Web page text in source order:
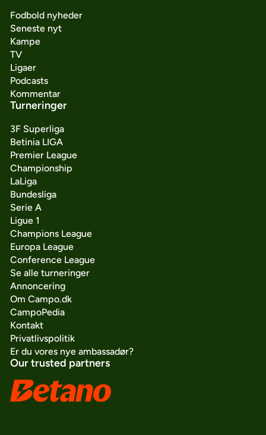
Fodbold nyheder
Seneste nyt
Kampe
TV
Ligaer
Podcasts
Kommentar
Turneringer
3F Superliga
Betinia LIGA
Premier League
Championship
LaLiga
Bundesliga
Serie A
Ligue 1
Champions League
Europa League
Conference League
Se alle turneringer
Annoncering
Om Campo.dk
CampoPedia
Kontakt
Privatlivspolitik
Er du vores nye ambassadør?
Our trusted partners